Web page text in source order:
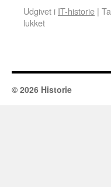
Udgivet i IT-historie |
lukket
© 2026 Historie